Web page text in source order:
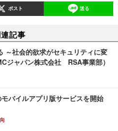
ポスト 送る
連記事
～社会的欲求がセキュリティに変
ジャパン株式会社 RSA事業部）
バイルアプリ版サービスを開始